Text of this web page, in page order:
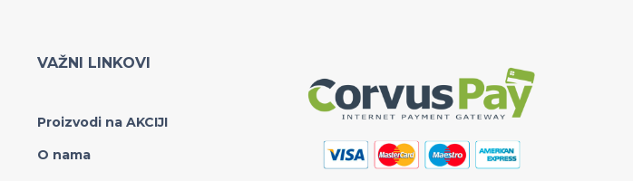
VAŽNI LINKOVI
Proizvodi na AKCIJI
O nama